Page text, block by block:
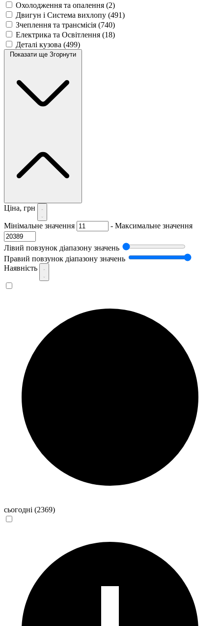
Охолодження та опалення (2)
Двигун і Система вихлопу (491)
Зчеплення та трансмісія (740)
Електрика та Освітлення (18)
Деталі кузова (499)
Показати ще Згорнути
Ціна, грн
Мінімальне значення - Максимальне значення
Лівий повзунок діапазону значень
Правий повзунок діапазону значень
Наявність
сьогодні (2369)